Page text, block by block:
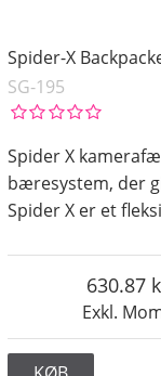
Spider-X
SG-195
Spider X
bæresystem, der
Spider X er et
Exkl.
630.87